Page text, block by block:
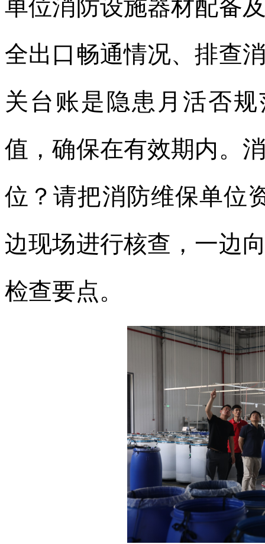
单位消防设施器材配备
全出口畅通情况、排查
关台账是隐患月活否
值，确保在有效期内。
位？请把消防维保单位
边现场进行核查，一边
检查要点。